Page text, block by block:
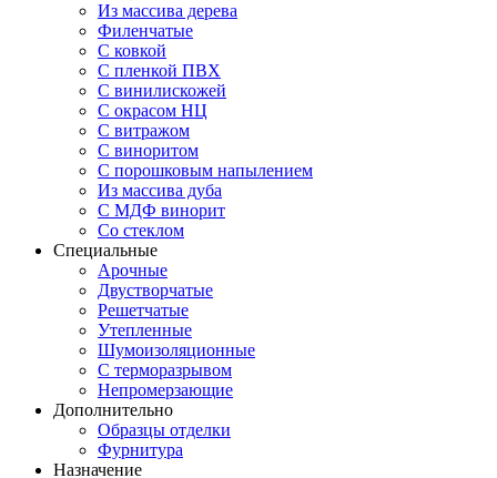
Из массива дерева
Филенчатые
С ковкой
С пленкой ПВХ
С винилискожей
С окрасом НЦ
С витражом
С виноритом
С порошковым напылением
Из массива дуба
С МДФ винорит
Со стеклом
Специальные
Арочные
Двустворчатые
Решетчатые
Утепленные
Шумоизоляционные
С терморазрывом
Непромерзающие
Дополнительно
Образцы отделки
Фурнитура
Назначение